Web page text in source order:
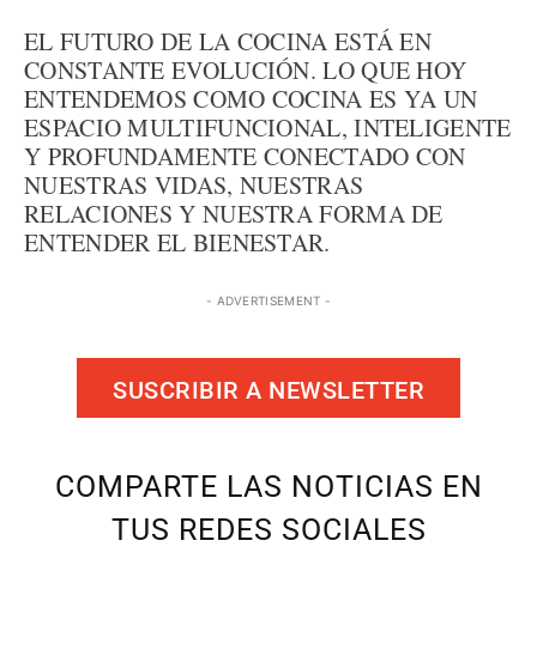
EL FUTURO DE LA COCINA ESTÁ EN
CONSTANTE EVOLUCIÓN. LO QUE HOY
ENTENDEMOS COMO COCINA ES YA UN
ESPACIO MULTIFUNCIONAL, INTELIGENTE
Y PROFUNDAMENTE CONECTADO CON
NUESTRAS VIDAS, NUESTRAS
RELACIONES Y NUESTRA FORMA DE
ENTENDER EL BIENESTAR.
- ADVERTISEMENT -
SUSCRIBIR A NEWSLETTER
COMPARTE LAS NOTICIAS EN
TUS REDES SOCIALES